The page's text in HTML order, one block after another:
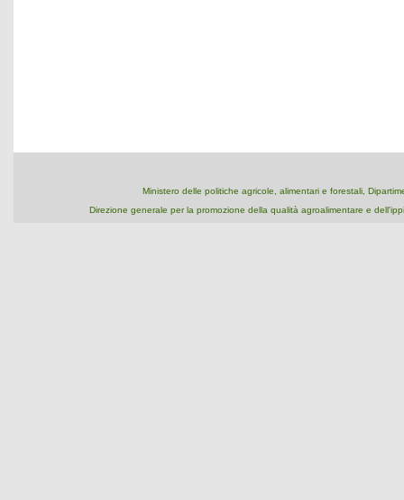
Ministero delle politiche agricole, alimentari e forestali,
Direzione generale per la promozione della qualità agroalimentare e